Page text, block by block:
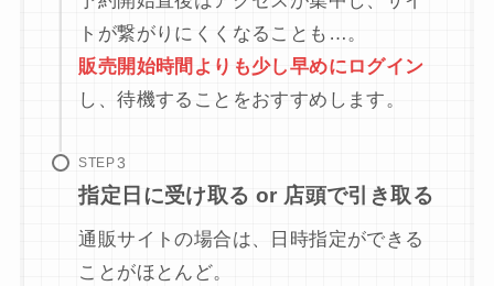
トが繋がりにくくなることも…。
販売開始時間よりも少し早めにログイン
し、待機することをおすすめします。
STEP
指定日に受け取る or 店頭で引き取る
通販サイトの場合は、日時指定ができる
ことがほとんど。